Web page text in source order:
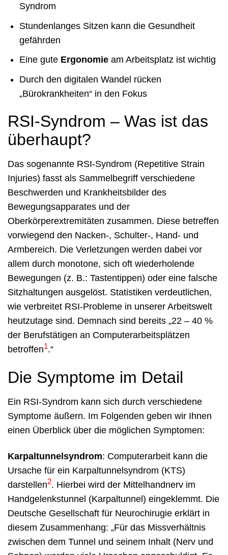
Syndrom
Stundenlanges Sitzen kann die Gesundheit
gefährden
Eine gute Ergonomieam Arbeitsplatz ist wichtig
Durch den digitalen Wandel rücken
„Bürokrankheiten“ in den Fokus
RSI-Syndrom – Was ist das
überhaupt?
Das sogenannte RSI-Syndrom (Repetitive Strain
Injuries) fasst als Sammelbegriff verschiedene
Beschwerden und Krankheitsbilder des
Bewegungsapparates und der
Oberkörperextremitäten zusammen. Diese betreffen
vorwiegend den Nacken-, Schulter-, Hand- und
Armbereich. Die Verletzungen werden dabei vor
allem durch monotone, sich oft wiederholende
Bewegungen (z. B.: Tastentippen) oder eine falsche
Sitzhaltungen ausgelöst. Statistiken verdeutlichen,
wie verbreitet RSI-Probleme in unserer Arbeitswelt
heutzutage sind. Demnach sind bereits „22 – 40 %
der Berufstätigen an Computerarbeitsplätzen
betroffen1.“
Die Symptome im Detail
Ein RSI-Syndrom kann sich durch verschiedene
Symptome äußern. Im Folgenden geben wir Ihnen
einen Überblick über die möglichen Symptomen:
Karpaltunnelsyndrom: Computerarbeit kann die
Ursache für ein Karpaltunnelsyndrom (KTS)
darstellen2. Hierbei wird der Mittelhandnerv im
Handgelenkstunnel (Karpaltunnel) eingeklemmt. Die
Deutsche Gesellschaft für Neurochirugie erklärt in
diesem Zusammenhang: „Für das Missverhältnis
zwischen dem Tunnel und seinem Inhalt (Nerv und